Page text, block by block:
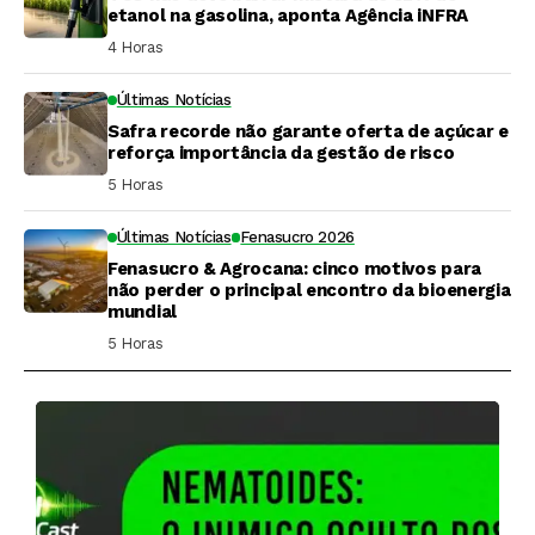
etanol na gasolina, aponta Agência iNFRA
4 Horas ⁮
Últimas Notícias
Safra recorde não garante oferta de açúcar e
reforça importância da gestão de risco
5 Horas ⁮
Últimas Notícias Fenasucro 2026
Fenasucro & Agrocana: cinco motivos para
não perder o principal encontro da bioenergia
mundial
5 Horas ⁮